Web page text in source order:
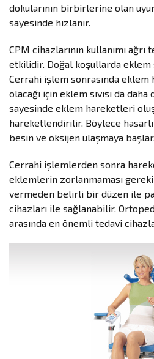
dokularının birbirlerine olan
sayesinde hızlanır.
CPM cihazlarının kullanımı
etkilidir. Doğal koşullarda eklem
Cerrahi işlem sonrasında
olacağı için eklem sıvısı da
sayesinde eklem hareketleri
hareketlendirilir. Böylece
besin ve oksijen ulaşmaya başlar,
Cerrahi işlemlerden sonra
eklemlerin zorlanmaması
vermeden belirli bir düzen ile
cihazları ile sağlanabilir.
arasında en önemli tedavi